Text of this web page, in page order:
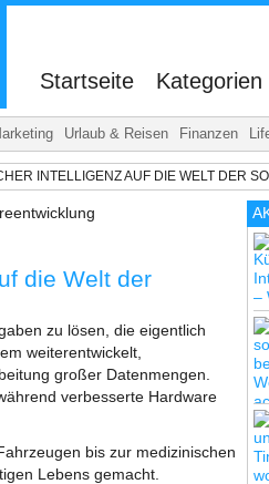
Startseite Kategorien
Urlaub & Reisen Finanzen
INTELLIGENZ AUF DIE WELT DER
die Welt der
zu lösen, die eigentlich
weiterentwickelt,
großer Datenmengen.
verbesserte Hardware
bis zur medizinischen
Lebens gemacht.